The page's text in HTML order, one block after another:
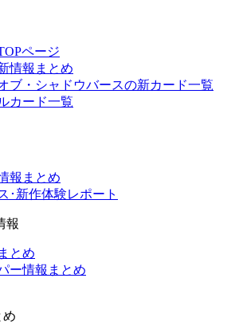
ページ
情報まとめ
ブ・シャドウバースの新カード一覧
カード一覧
報まとめ
･新作体験レポート
報
とめ
ー情報まとめ
め